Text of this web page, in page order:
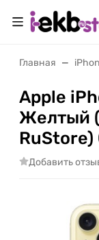
Главная
Apple
Желтый
Добавить